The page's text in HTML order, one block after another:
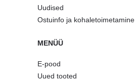
Uudised
Ostuinfo ja kohaletoimetamine
MENÜÜ
E-pood
Uued tooted